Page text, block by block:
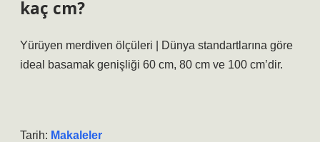
kaç cm?
Yürüyen merdiven ölçüleri | Dünya standartlarına göre
ideal basamak genişliği 60 cm, 80 cm ve 100 cm’dir.
Tarih: Makaleler